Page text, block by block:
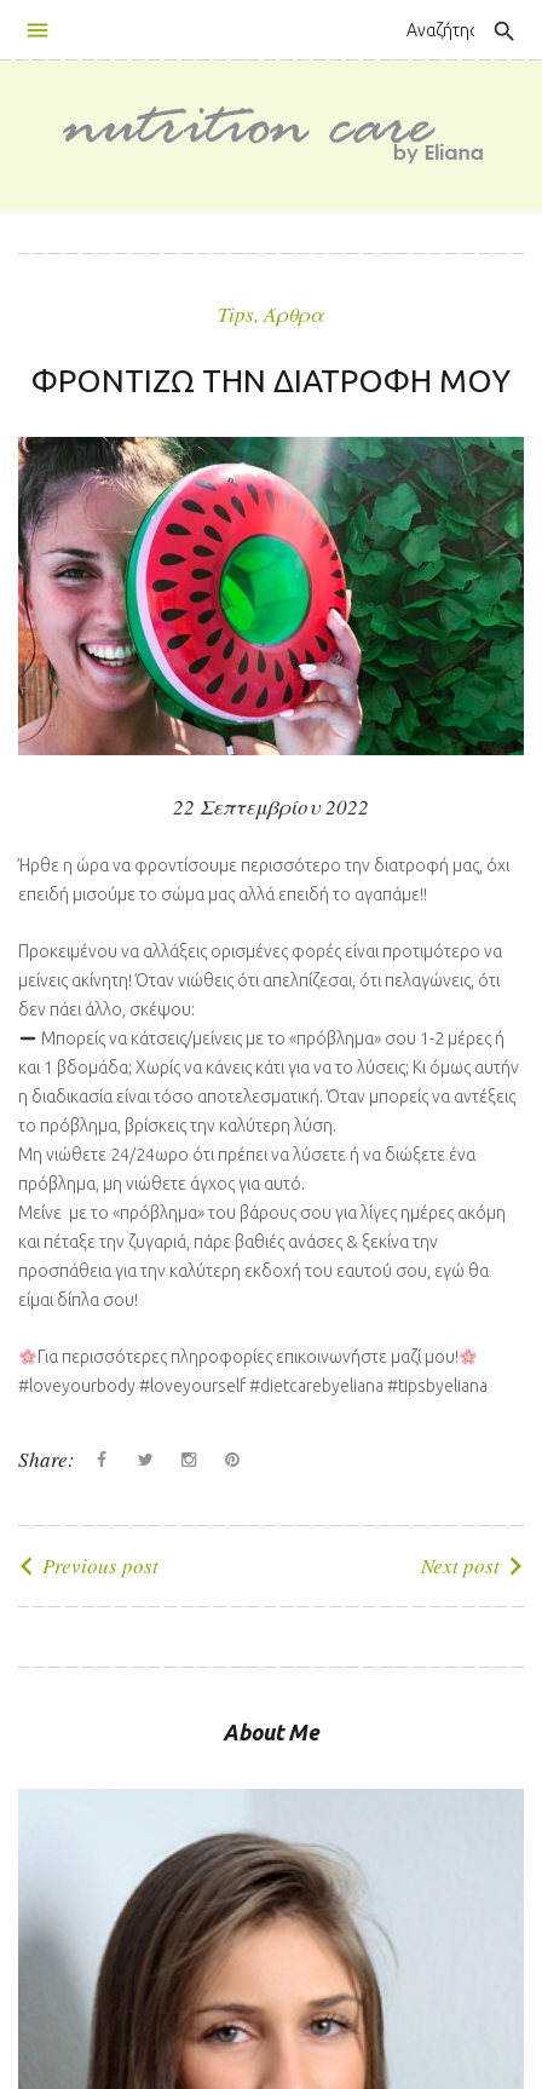
search
Tips,Άρθρα
ΦΡΟΝΤΙΖΩ ΤΗΝ ΔΙΑΤΡΟΦΗ ΜΟΥ
22 Σεπτεμβρίου 2022
Ήρθε η ώρα να φροντίσουμε περισσότερο την διατροφή μας, όχι
επειδή μισούμε το σώμα μας αλλά επειδή το αγαπάμε!!
Προκειμένου να αλλάξεις ορισμένες φορές είναι προτιμότερο να
μείνεις ακίνητη! Όταν νιώθεις ότι απελπίζεσαι, ότι πελαγώνεις, ότι
δεν πάει άλλο, σκέψου:
Μπορείς να κάτσεις/μείνεις με το «πρόβλημα» σου 1-2 μέρες ή
και 1 βδομάδα; Χωρίς να κάνεις κάτι για να το λύσεις; Κι όμως αυτήν
η διαδικασία είναι τόσο αποτελεσματική. Όταν μπορείς να αντέξεις
το πρόβλημα, βρίσκεις την καλύτερη λύση.
Μη νιώθετε 24/24ωρο ότι πρέπει να λύσετε ή να διώξετε ένα
πρόβλημα, μη νιώθετε άγχος για αυτό.
Μείνε με το «πρόβλημα» του βάρους σου για λίγες ημέρες ακόμη
και πέταξε την ζυγαριά, πάρε βαθιές ανάσες & ξεκίνα την
προσπάθεια για την καλύτερη εκδοχή του εαυτού σου, εγώ θα
είμαι δίπλα σου!
Για περισσότερες πληροφορίες επικοινωνήστε μαζί μου!
#loveyourbody #loveyourself #dietcarebyeliana #tipsbyeliana
Share: FacebookTwitterinstagramPinterest
Πλοήγηση
Previous post Next post
About Me